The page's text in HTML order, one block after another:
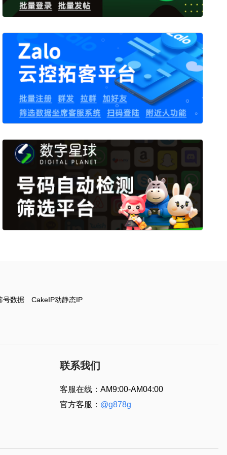
号数据 CakeIP动静态IP
联系我们
客服在线：AM9:00-AM04:00
官方客服： @g878g